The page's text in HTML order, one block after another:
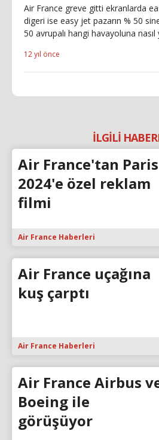
Air France greve gitti ekranlarda
digeri ise easy jet pazarın % 50
50 avrupalı hangi havayoluna
12 yıl önce
İLGİLİ
Air France'tan Paris
2024'e özel reklam
filmi
Air France Haberleri
Air France uçağına
kuş çarptı
Air France Haberleri
Air France Airbus
Boeing ile
görüşüyor